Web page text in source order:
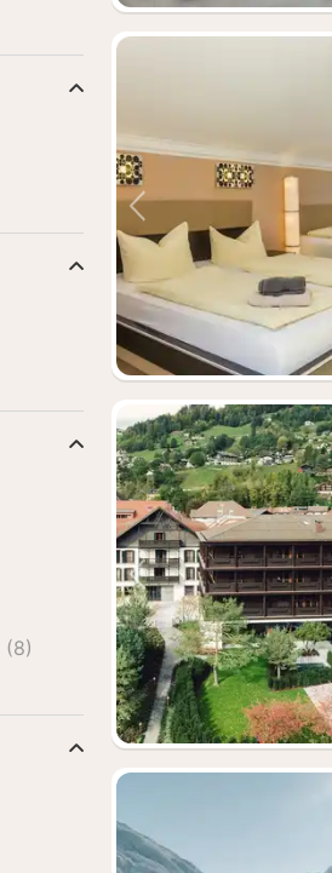
Vorheriges Bild
Vorheriges Bild
(8)